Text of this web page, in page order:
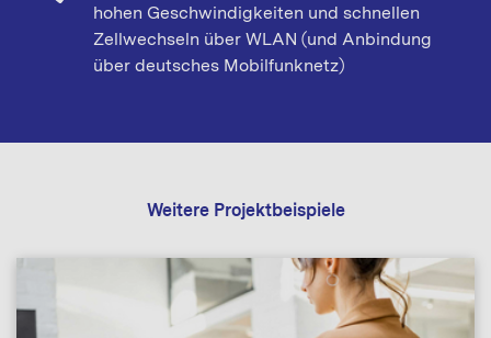
hohen Geschwindigkeiten und schnellen
Zellwechseln über WLAN (und Anbindung
über deutsches Mobilfunknetz)
Weitere Projektbeispiele